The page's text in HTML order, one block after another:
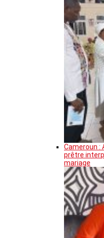
Cameroun :
prêtre
mariage